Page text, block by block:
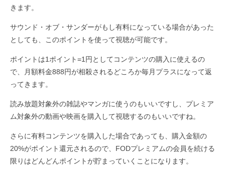
きます。
サウンド・オブ・サンダーがもし有料になっている場合があった
としても、このポイントを使って視聴が可能です。
ポイントは1ポイント=1円としてコンテンツの購入に使えるの
で、月額料金888円が相殺されるどころか毎月プラスになって返
ってきます。
読み放題対象外の雑誌やマンガに使うのもいいですし、プレミア
ム対象外の動画や映画を購入して視聴するのもいいですね。
さらに有料コンテンツを購入した場合であっても、購入金額の
20%がポイント還元されるので、FODプレミアムの会員を続ける
限りはどんどんポイントが貯まっていくことになります。